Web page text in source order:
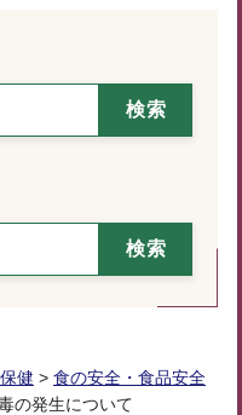
健 > 食の安全・食品安全
の発生について